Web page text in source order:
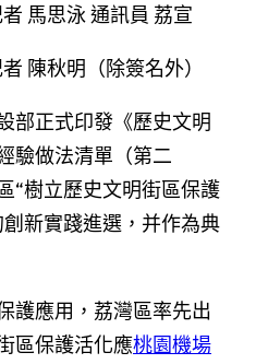
馬思泳 通訊員 荔宣
陳秋明（除簽名外）
部正式印發《歷史文明
驗做法清單（第二
“樹立歷史文明街區保護
新實踐進選，并作為典
護應用，荔灣區率先出
區保護活化應桃園機場